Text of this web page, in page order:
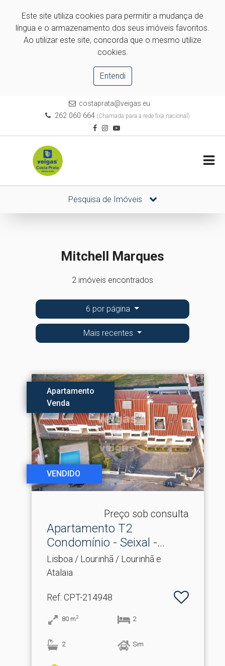
Este site utiliza cookies para permitir a mudança de
língua e o armazenamento dos seus imóveis favoritos.
Ao utilizar este site, concorda que o mesmo utilize
cookies.
Entendi
costaprata@veigas.eu
262 060 664(Chamada para a rede fixa nacional)
Pesquisa de Imóveis
Mitchell Marques
2 imóveis encontrados
6 por página
Mais recentes
Apartamento
Venda
VENDIDO
Preço sob consulta
Apartamento T2
Condomínio - Seixal -
Lourinhã.​..
Lisboa / Lourinhã / Lourinhã e
Atalaia
Ref: CPT-214948
80 m2 2
2 Sim